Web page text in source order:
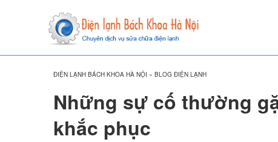
ĐIỆN LẠNH BÁCH KHOA HÀ NỘI » BLOG ĐIỆN LẠNH
Những sự cố thường
khắc phục